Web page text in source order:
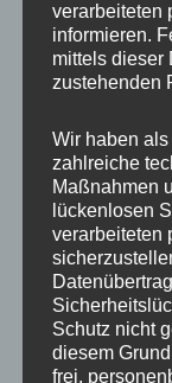
Bewertet
mit
von
verarbeiteten
informieren.
mittels dieser
zustehenden
Wir haben
zahlreiche
Maßnahmen
lückenlosen
verarbeiteten
Schutz nicht
diesem
frei,